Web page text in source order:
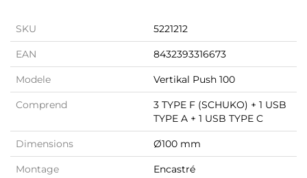
SKU 5221212
EAN 8432393316673
Modele Vertikal Push 100
Comprend
3 TYPE F (SCHUKO) + 1 USB
TYPE A + 1 USB TYPE C
Dimensions Ø100 mm
Montage Encastré